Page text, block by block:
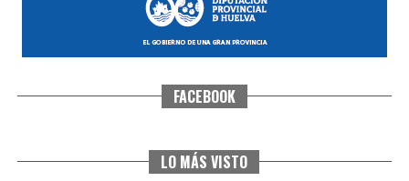
SEXTA CORRIDA DE LAS FIESTAS COLOMBINAS
FACEBOOK
LO MÁS VISTO